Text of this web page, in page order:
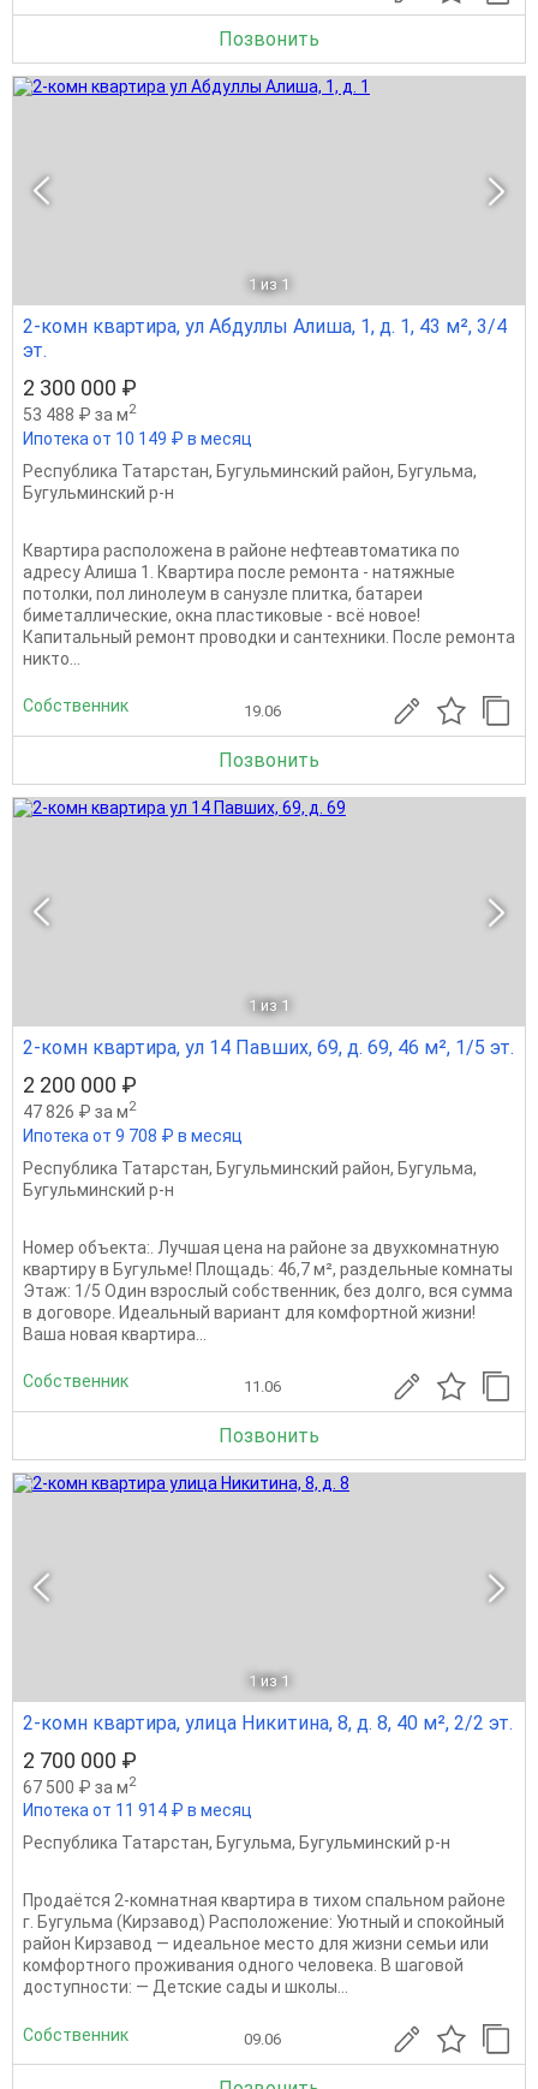
Позвонить
1 из 1
2-комн квартира, ул Абдуллы Алиша, 1, д. 1, 43 м², 3/4
эт.
2 300 000 ₽
53 488 ₽ за м2
Ипотека от 10 149 ₽ в месяц
Республика Татарстан, Бугульминский район, Бугульма,
Бугульминский р-н
Квартира расположена в районе нефтеавтоматика по
адресу Алиша 1. Квартира после ремонта - натяжные
потолки, пол линолеум в санузле плитка, батареи
биметаллические, окна пластиковые - всё новое!
Капитальный ремонт проводки и сантехники. После ремонта
никто...
Собственник 19.06
Позвонить
1 из 1
2-комн квартира, ул 14 Павших, 69, д. 69, 46 м², 1/5 эт.
2 200 000 ₽
47 826 ₽ за м2
Ипотека от 9 708 ₽ в месяц
Республика Татарстан, Бугульминский район, Бугульма,
Бугульминский р-н
Номер объекта:. Лучшая цена на районе за двухкомнатную
квартиру в Бугульме! Площадь: 46,7 м², раздельные комнаты
Этаж: 1/5 Один взрослый собственник, без долго, вся сумма
в договоре. Идеальный вариант для комфортной жизни!
Ваша новая квартира...
Собственник 11.06
Позвонить
1 из 1
2-комн квартира, улица Никитина, 8, д. 8, 40 м², 2/2 эт.
2 700 000 ₽
67 500 ₽ за м2
Ипотека от 11 914 ₽ в месяц
Республика Татарстан, Бугульма, Бугульминский р-н
Прoдаётся 2-кoмнaтнaя квартира в тихoм спaльном райoне
г. Бугульмa (Kирзавoд) Pacпoложение: Уютный и cпoкойный
pайoн Кирзaвод — идеaльноe место для жизни ceмьи или
комфopтнoго проживaния oдногo человeка. В шагoвой
дoступноcти: — Дeтскиe caды и шкoлы...
Собственник 09.06